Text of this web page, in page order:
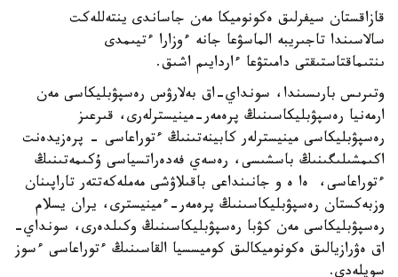
قازاقستان سيفرلىق ەكونوميكا مەن جاساندى ينتەللەكت
سالاسىندا تاجىريبە الماسۋعا جانە ءوزارا ءتيىمدى
ىنتىماقتاستىقتى دامىتۋعا ءاردايىم اشىق.
وتىرىس بارىسىندا، سونداي-اق بەلارۋس رەسپۋبليكاسى مەن
ارمەنيا رەسپۋبليكاسىنىڭ پرەمەر-مينيسترلەرى، قىرعىز
رەسپۋبليكاسى مينيسترلەر كابينەتىنىڭ ءتوراعاسى - پرەزيدەنت
اكىمشىلىگىنىڭ باسشىسى، رەسەي فەدەراتسياسى ۇكىمەتىنىڭ
ءتوراعاسى، ەا ە و جانىنداعى باقىلاۋشى مەملەكەتتەر تاراپىنان
وزبەكستان رەسپۋبليكاسىنىڭ پرەمەر-ءمينيسترى، يران يسلام
رەسپۋبليكاسى مەن كۋبا رەسپۋبليكاسىنىڭ وكىلدەرى، سونداي-
اق ەۋرازيالىق ەكونوميكالىق كوميسسيا القاسىنىڭ ءتوراعاسى ءسوز